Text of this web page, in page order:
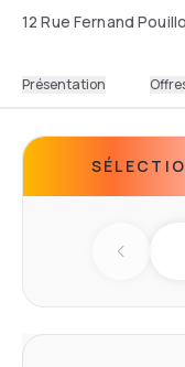
12 Rue Fernand
Présentation